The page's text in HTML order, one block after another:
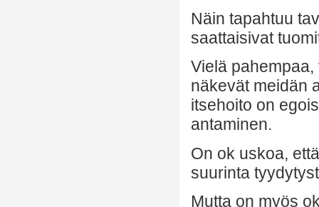
Näin tapahtuu
saattaisivat
Vielä
näkevät meidän
itsehoito on
antaminen.
On ok uskoa,
suurinta
Mutta on myös